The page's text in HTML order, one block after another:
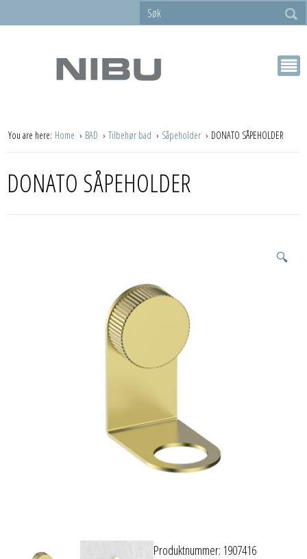
You are here: Home BAD Tilbehør bad Såpeholder DONATO SÅPEHOLDER
DONATO SÅPEHOLDER
🔍
Produktnummer: 1907416